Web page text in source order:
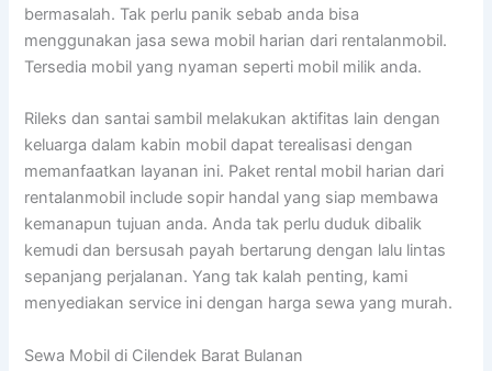
bermasalah. Tak perlu panik sebab anda bisa
menggunakan jasa sewa mobil harian dari rentalanmobil.
Tersedia mobil yang nyaman seperti mobil milik anda.
Rileks dan santai sambil melakukan aktifitas lain dengan
keluarga dalam kabin mobil dapat terealisasi dengan
memanfaatkan layanan ini. Paket rental mobil harian dari
rentalanmobil include sopir handal yang siap membawa
kemanapun tujuan anda. Anda tak perlu duduk dibalik
kemudi dan bersusah payah bertarung dengan lalu lintas
sepanjang perjalanan. Yang tak kalah penting, kami
menyediakan service ini dengan harga sewa yang murah.
Sewa Mobil di Cilendek Barat Bulanan